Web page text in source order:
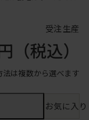
受注生産
（税込）
法は複数から選べます
お気に入